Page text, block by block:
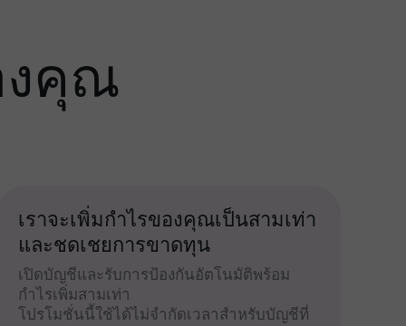
งคุณ
เราจะเพิ่มกำไรของคุณเป็นสามเท่า
และชดเชยการขาดทุน
เปิดบัญชีและรับการป้องกันอัตโนมัติพร้อม
กำไรเพิ่มสามเท่า
โปรโมชั่นนี้ใช้ได้ไม่จำกัดเวลาสำหรับบัญชีที่